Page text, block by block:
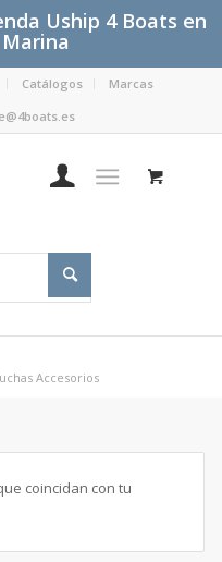
Uship 4 Boats en
Catálogos
Marcas
Accesorios
coincidan con tu